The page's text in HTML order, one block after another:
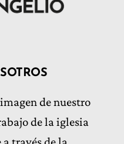
de nuestro
de la iglesia